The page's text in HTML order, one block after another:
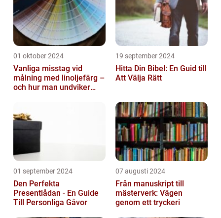
01 oktober 2024
Vanliga misstag vid
målning med linoljefärg –
och hur man undviker
19 september 2024
Hitta Din Bibel: En Guid till
Att Välja Rätt
01 september 2024
Den Perfekta
Presentlådan - En Guide
Till Personliga Gåvor
07 augusti 2024
Från manuskript till
mästerverk: Vägen
genom ett tryckeri